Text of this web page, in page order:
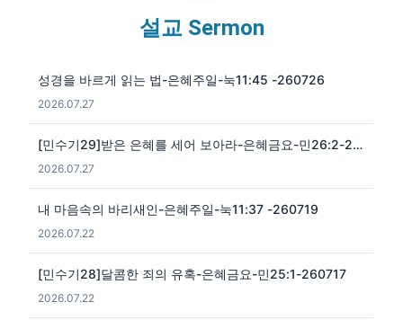
설교 Sermon
성경을 바르게 읽는 법-은혜주일-눅11:45 -260726
2026.07.27
[민수기29]받은 은혜를 세어 보아라-은혜금요-민26:2-260724
2026.07.27
내 마음속의 바리새인-은혜주일-눅11:37 -260719
2026.07.22
[민수기28]달콤한 죄의 유혹-은혜금요-민25:1-260717
2026.07.22